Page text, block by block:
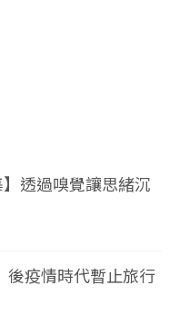
】透過嗅覺讓思緒沉
後疫情時代暫止旅行